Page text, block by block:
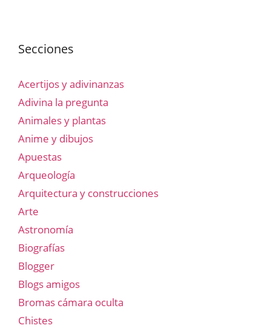
Secciones
Acertijos y adivinanzas
Adivina la pregunta
Animales y plantas
Anime y dibujos
Apuestas
Arqueología
Arquitectura y construcciones
Arte
Astronomía
Biografías
Blogger
Blogs amigos
Bromas cámara oculta
Chistes